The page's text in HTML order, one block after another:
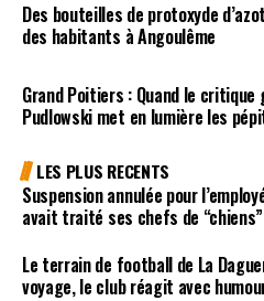
Des bouteilles de protoxyde
des habitants à Angoulême
Grand Poitiers : Quand le
Pudlowski met en lumière les
LES PLUS RECENTS
Suspension annulée pour
avait traité ses chefs de “chiens”
Le terrain de football de La
voyage, le club réagit avec